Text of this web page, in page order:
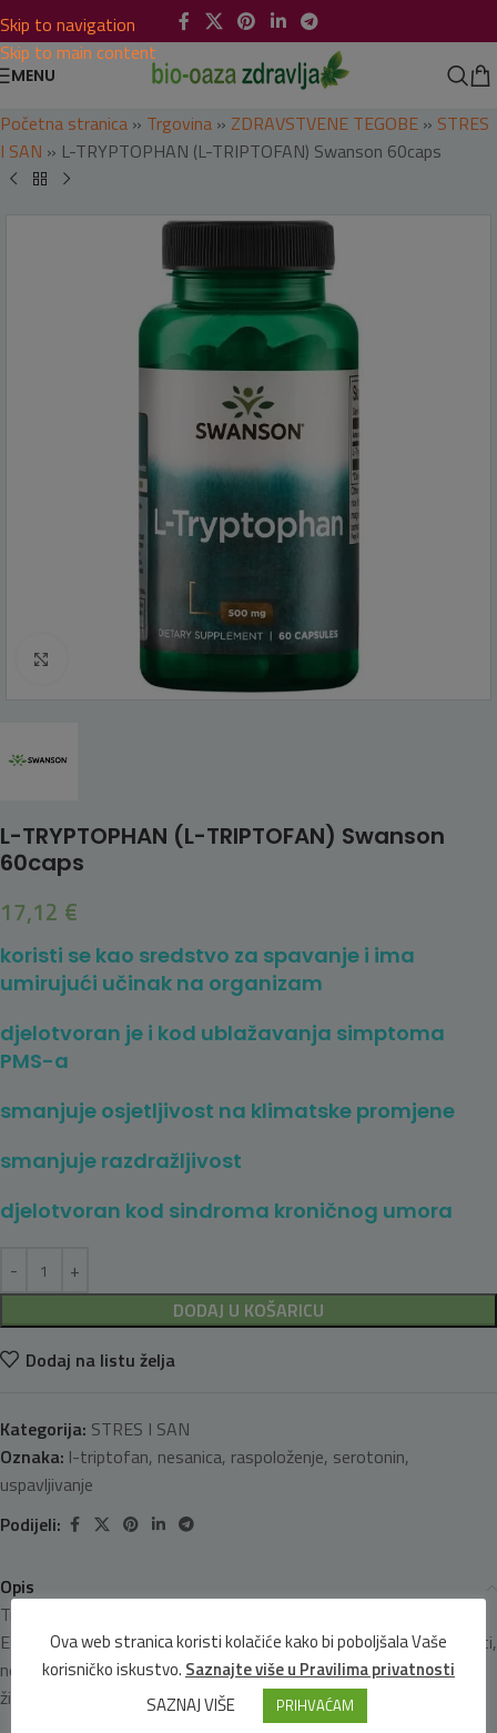
Skip to navigation
Skip to main content
MENU
Početna stranica » Trgovina » ZDRAVSTVENE TEGOBE » STRES
I SAN » L-TRYPTOPHAN (L-TRIPTOFAN) Swanson 60caps
Click to enlarge
L-TRYPTOPHAN (L-TRIPTOFAN) Swanson
60caps
17,12 €
koristi se kao sredstvo za spavanje i ima
umirujući učinak na organizam
djelotvoran je i kod ublažavanja simptoma
PMS-a
smanjuje osjetljivost na klimatske promjene
smanjuje razdražljivost
djelotvoran kod sindroma kroničnog umora
DODAJ U KOŠARICU
Dodaj na listu želja
Kategorija: STRES I SAN
Oznaka: l-triptofan, nesanica, raspoloženje, serotonin,
uspavljivanje
Podijeli:
Opis
Triptofan je esencijalna aminokiselina, građevna jedinica proteina.
Esencijalna je zato što je naš organizma ne može sam sintetizirati,
nego ju je nužno potrebno unijeti hranom. Nalazi se i u biljnim i
životinjskim proteinima.
Ova web stranica koristi kolačiće kako bi poboljšala Vaše
korisničko iskustvo. Saznajte više u Pravilima privatnosti
SAZNAJ VIŠE
PRIHVAĆAM